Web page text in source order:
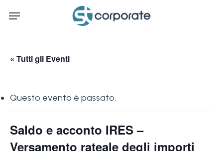
Menu
« Tutti gli Eventi
Questo evento è passato.
Saldo e acconto IRES –
Versamento rateale degli importi